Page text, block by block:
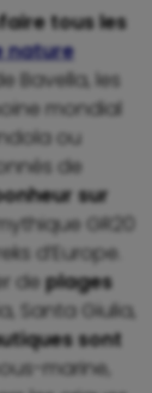
tous les
nature
Bavella, les
mondial
ou
de
sur
GR20
d’Europe.
deplages
Santa Giulia,
sont
marine,